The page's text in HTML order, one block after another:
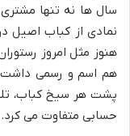
سال ها نه تنها مشتری
نمادی از کباب اصیل
هنوز مثل امروز
هم اسم و رسمی
پشت هر سیخ کباب،
حسابی متفاوت می کرد.